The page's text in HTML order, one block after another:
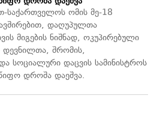
საქართველოს ომის მე-18
დაღუპულთა
მიგების ნიშნად, ოკუპირებული
დევნილთა, შრომის,
სოციალური დაცვის სამინისტროს
დროშა დაეშვა.